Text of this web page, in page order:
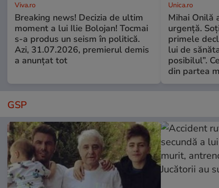
Viva.ro
Breaking news! Decizia de ultim
moment a lui Ilie Bolojan! Tocmai
s-a produs un seism în politică.
Azi, 31.07.2026, premierul demis
a anunțat tot
Unica.ro
Mihai Onilă
urgență.
primele
lui de
posibilul”.
din partea
GSP